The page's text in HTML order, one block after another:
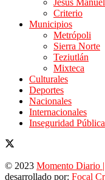
Jesús
Criterio
Municipios
Metrópoli
Sierra Norte
Teziutlán
Mixteca
Culturales
Deportes
Nacionales
Internacionales
Inseguridad Pública
© 2023 Momento Diario
desarrollado por: Focal